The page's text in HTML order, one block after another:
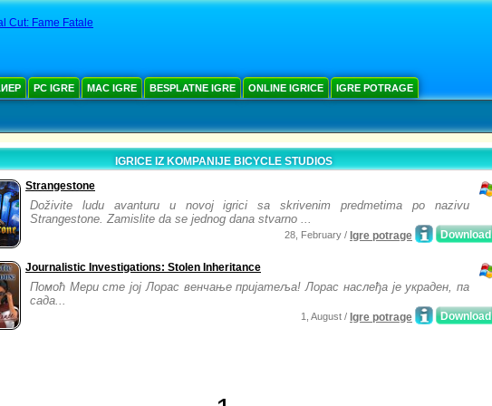
Cut: Fame Fatale
PC IGRE MAC IGRE BESPLATNE IGRE ONLINE IGRICE IGRE POTRAGE
IGRICE IZ KOMPANIJE BICYCLE STUDIOS
Strangestone
Doživite ludu avanturu u novoj igrici sa skrivenim predmetima po nazivu
Strangestone. Zamislite da se jednog dana stvarno ...
Download
28, February / Igre potrage
Journalistic Investigations: Stolen Inheritance
Помоћ Мери сте јој Лорас венчање пријатеља! Лорас наслеђа је украден, па
сада...
Download
1, August / Igre potrage